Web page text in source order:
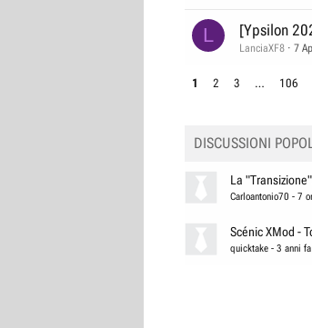
L [Ypsilon
LanciaXF8 7
1 2 3 … 106
DISCUSSIONI
La
Carloantonio70 - 7
Scénic XMod -
quicktake - 3 anni fa